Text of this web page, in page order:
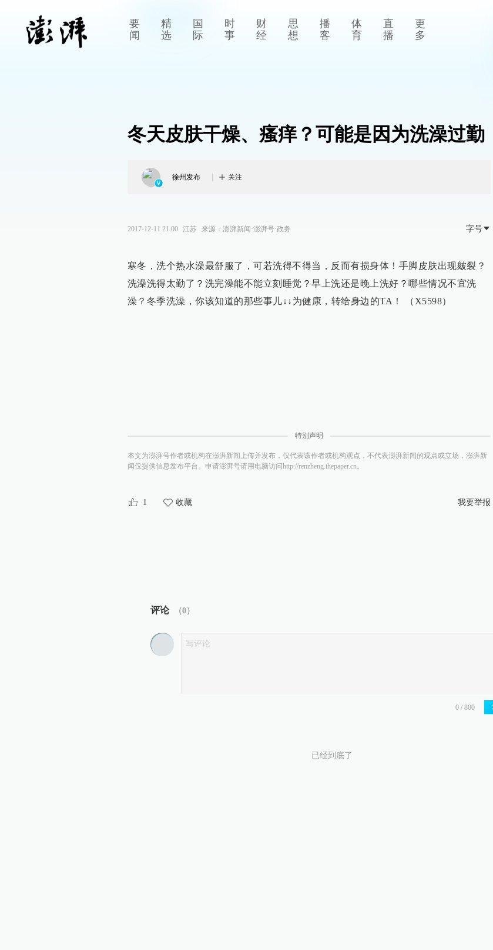
要
闻
精
选
国
际
时
事
财
经
思
想
播
客
体
育
直
播
更
多
冬天皮肤干燥、瘙痒？可能是因为洗澡过勤
徐州发布 关注
2017-12-11 21:00 江苏 来源： 澎湃新闻·澎湃号·政务 字号
寒冬，洗个热水澡最舒服了，可若洗得不得当，反而有损身体！手脚皮肤出现皴裂？
洗澡洗得太勤了？洗完澡能不能立刻睡觉？早上洗还是晚上洗好？哪些情况不宜洗
澡？冬季洗澡，你该知道的那些事儿↓↓为健康，转给身边的TA！ （X5598）
特别声明
本文为澎湃号作者或机构在澎湃新闻上传并发布，仅代表该作者或机构观点，不代表澎湃新闻的观点或立场，澎湃新
闻仅提供信息发布平台。申请澎湃号请用电脑访问http://renzheng.thepaper.cn。
1 收藏 我要举报
评论 （0）
已经到底了